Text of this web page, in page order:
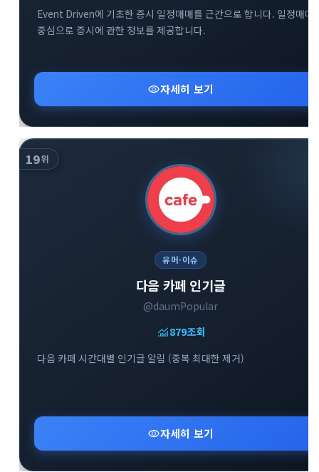
Event Driven에 기초한 증시 일정매매를 근간으로 합니다. 일정매매
중심으로 증시에 관한 정보를 제공합니다.
visibility자세히 보기
19위
유머·이슈
다음 카페 인기글
@daumPopular
monitoring879조회
다음 카페 시간대별 인기글 알림 (중복 최대한 제거)
visibility자세히 보기